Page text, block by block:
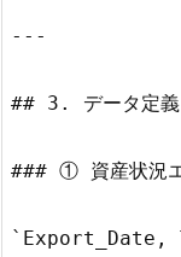
---
## 3. データ定義
### ① 資産状況エ